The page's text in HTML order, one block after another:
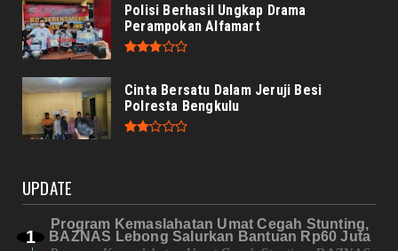
Polisi Berhasil Ungkap Drama
Perampokan Alfamart
Cinta Bersatu Dalam Jeruji Besi
Polresta Bengkulu
UPDATE
Program Kemaslahatan Umat Cegah Stunting,
BAZNAS Lebong Salurkan Bantuan Rp60 Juta